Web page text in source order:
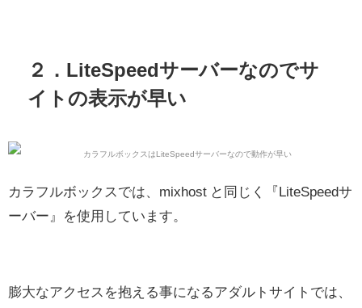
２．LiteSpeedサーバーなのでサ
イトの表示が早い
カラフルボックスでは、mixhost と同じく『LiteSpeedサ
ーバー』を使用しています。
膨大なアクセスを抱える事になるアダルトサイトでは、